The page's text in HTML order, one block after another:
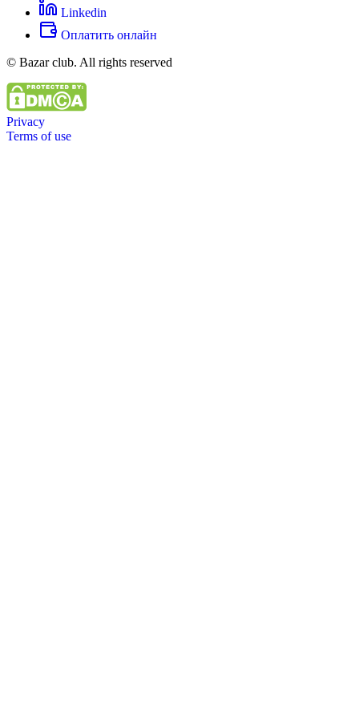
Linkedin
Оплатить онлайн
© Bazar club. All rights reserved
Privacy
Terms of use